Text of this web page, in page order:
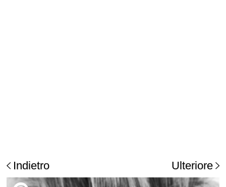
Indietro Ulteriore